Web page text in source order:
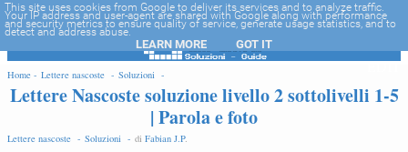
-->
Home - Lettere nascoste - Soluzioni -
Lettere Nascoste soluzione livello 2 sottolivelli 1-5
| Parola e foto
Lettere nascoste - Soluzioni - di Fabian J.P.
EDIT
This site uses cookies from Google to deliver its services and to analyze traffic.
Your IP address and user-agent are shared with Google along with performance
and security metrics to ensure quality of service, generate usage statistics, and to
detect and address abuse.
LEARN MORE GOT IT